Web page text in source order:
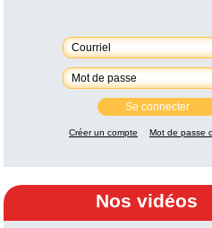
Se connecter
Créer un compte Mot de passe
Nos vidéos